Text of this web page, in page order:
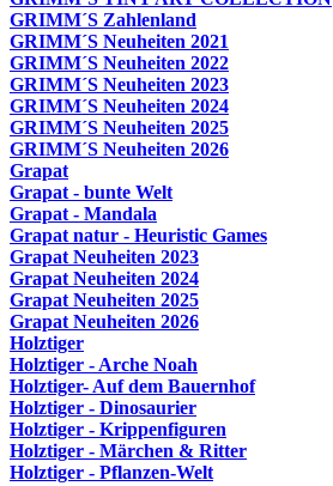
GRIMM´S Zahlenland
GRIMM´S Neuheiten 2021
GRIMM´S Neuheiten 2022
GRIMM´S Neuheiten 2023
GRIMM´S Neuheiten 2024
GRIMM´S Neuheiten 2025
GRIMM´S Neuheiten 2026
Grapat
Grapat - bunte Welt
Grapat - Mandala
Grapat natur - Heuristic Games
Grapat Neuheiten 2023
Grapat Neuheiten 2024
Grapat Neuheiten 2025
Grapat Neuheiten 2026
Holztiger
Holztiger - Arche Noah
Holztiger- Auf dem Bauernhof
Holztiger - Dinosaurier
Holztiger - Krippenfiguren
Holztiger - Märchen & Ritter
Holztiger - Pflanzen-Welt